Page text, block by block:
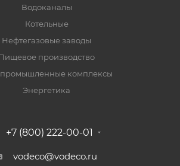
Водоканалы
Котельные
Нефтегазовые заводы
производство
комплексы
Энергетика
+7 (800) 222-00-01
vodeco@vodeco.ru